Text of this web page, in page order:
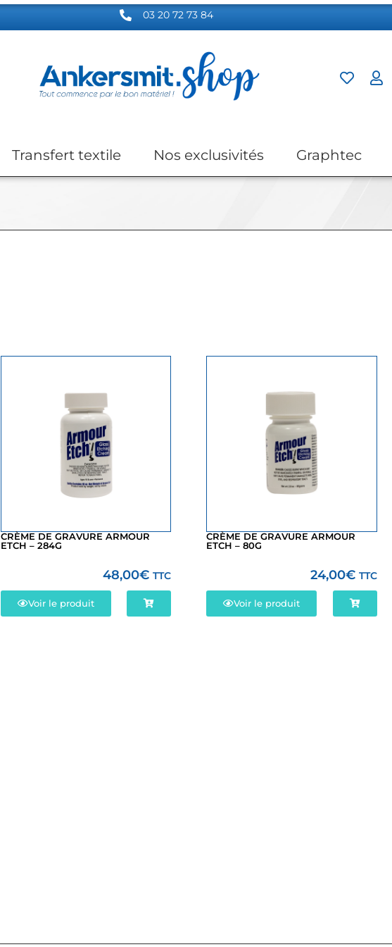
03 20 72 73 84
Transfert textile Nos exclusivités Graphtec
CRÈME DE GRAVURE ARMOUR
ETCH – 284G
48,00€ TTC
Voir le produit
CRÈME DE GRAVURE ARMOUR
ETCH – 80G
24,00€ TTC
Voir le produit